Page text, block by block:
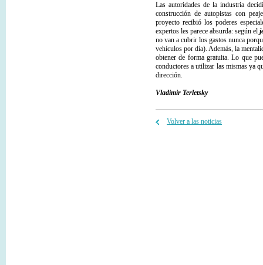
Las autoridades de la industria
construcción de autopistas con
proyecto recibió los poderes
expertos les parece absurda: según el
no van a cubrir los gastos nunca
vehículos por día). Además, la
obtener de forma gratuita. Lo que
conductores a utilizar las mismas ya
dirección.
Vladimir Terletsky
Volver a las noticias